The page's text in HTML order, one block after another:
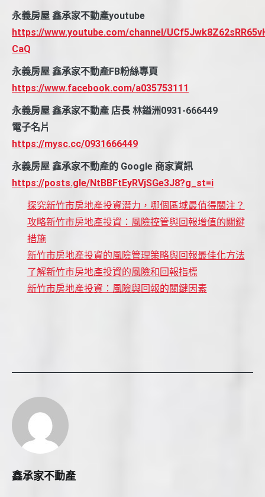
永義房屋 鑫承家不動產youtube
https://www.youtube.com/channel/
CaQ
永義房屋 鑫承家不動產FB粉絲專頁
https://www.facebook.com/a035753111
永義房屋 鑫承家不動產 店長 林鎰洲0931-666449
電子名片
https://mysc.cc/0931666449
永義房屋 鑫承家不動產的 Google 商家資訊
https://posts.gle/NtBBFtEyRVjSGe3J8?g_st=i
探究新竹市房地產投資潛力，哪個區域最值得關注？
攻略新竹市房地產投資：風險控管與回報增值的關鍵
措施
新竹市房地產投資的風險管理策略與回報最佳化方法
了解新竹市房地產投資的風險和回報指標
新竹市房地產投資：風險與回報的關鍵因素
鑫承家不動產